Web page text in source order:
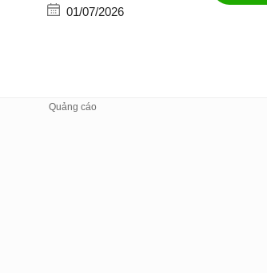
01/07/2026